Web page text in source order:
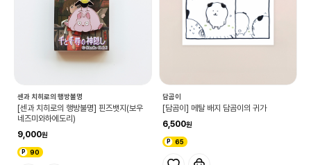
센과 치히로의 행방불명
[센과 치히로의 행방불명] 핀즈뱃지(보우
네즈미와하에도리)
9,000
90
담곰이
[담곰이] 메탈 배지 담곰이의 귀가
6,500
65